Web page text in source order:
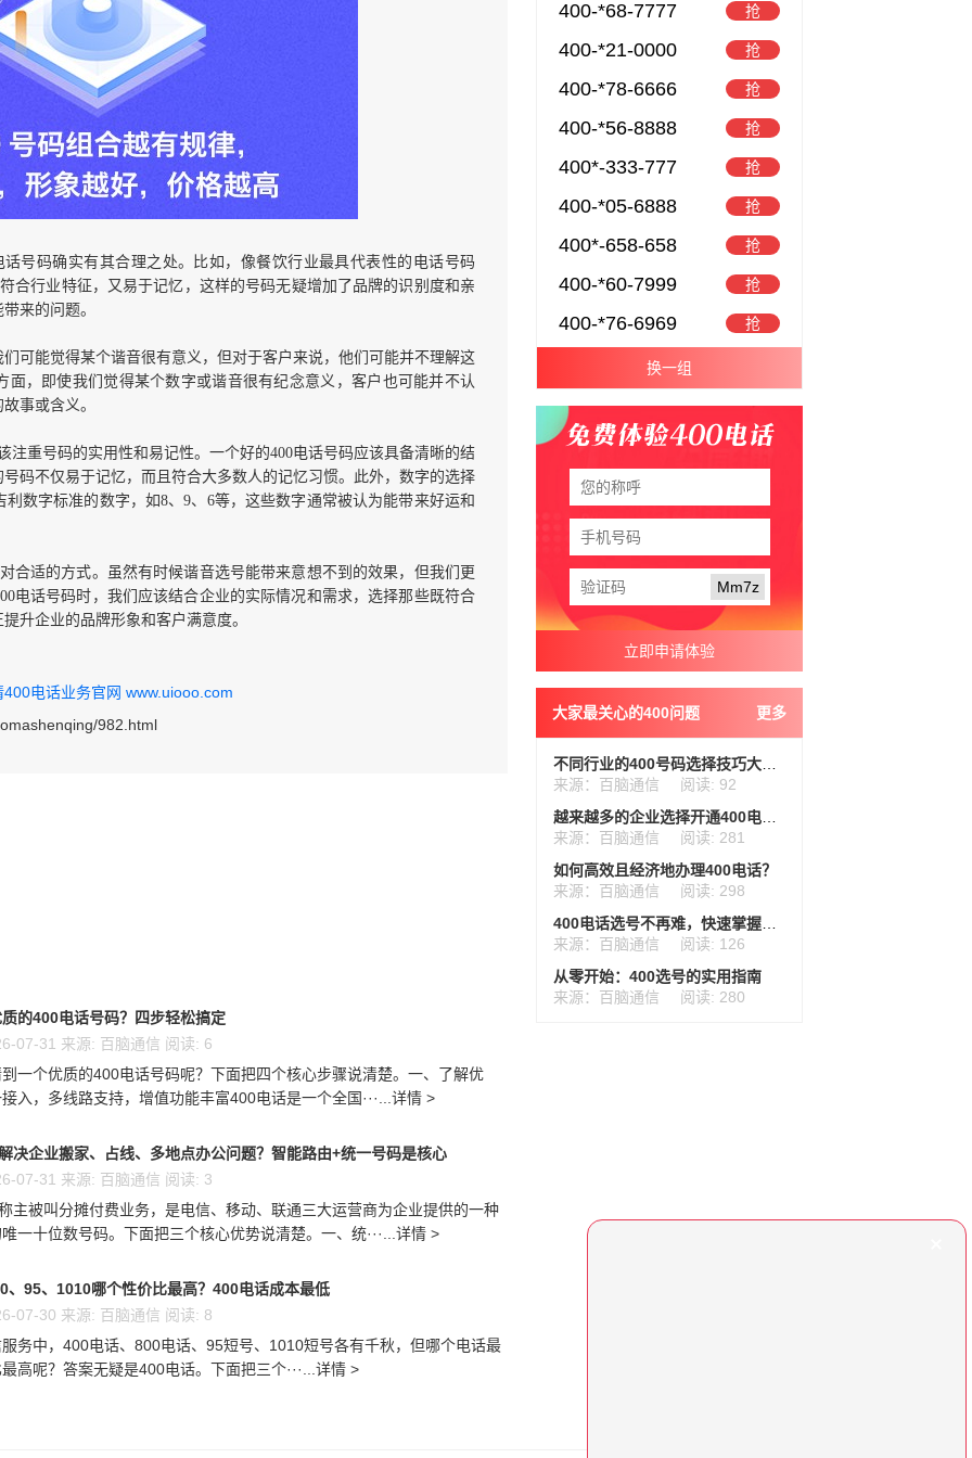
话号码确实有其合理之处。比如，像餐饮行业最具代表性的电话号码
合行业特征，又易于记忆，这样的号码无疑增加了品牌的识别度和亲
来的问题。
可能觉得某个谐音很有意义，但对于客户来说，他们可能并不理解这
面，即使我们觉得某个数字或谐音很有纪念意义，客户也可能并不认
事或含义。
注重号码的实用性和易记性。一个好的400电话号码应该具备清晰的结
码不仅易于记忆，而且符合大多数人的记忆习惯。此外，数字的选择
数字标准的数字，如8、9、6等，这些数字通常被认为能带来好运和
合适的方式。虽然有时候谐音选号能带来意想不到的效果，但我们更
电话号码时，我们应该结合企业的实际情况和需求，选择那些既符合
升企业的品牌形象和客户满意度。
电话业务官网 www.uiooo.com
982.html
的400电话号码？四步轻松搞定
07-31 来源: 百脑通信 阅读: 6
一个优质的400电话号码呢？下面把四个核心步骤说清楚。一、了解优
入，多线路支持，增值功能丰富400电话是一个全国···...详情 >
决企业搬家、占线、多地点办公问题？智能路由+统一号码是核心
07-31 来源: 百脑通信 阅读: 3
主被叫分摊付费业务，是电信、移动、联通三大运营商为企业提供的一种
一十位数号码。下面把三个核心优势说清楚。一、统···...详情 >
、95、1010哪个性价比最高？400电话成本最低
07-30 来源: 百脑通信 阅读: 8
务中，400电话、800电话、95短号、1010短号各有千秋，但哪个电话最
高呢？答案无疑是400电话。下面把三个···...详情 >
400-*68-7777 抢
400-*21-0000 抢
400-*78-6666 抢
400-*56-8888 抢
400*-333-777 抢
400-*05-6888 抢
400*-658-658 抢
400-*60-7999 抢
400-*76-6969 抢
换一组
Mm7z
大家最关心的400问题 更多
来源：百脑通信
阅读: 92
来源：百脑通信
阅读: 281
如何高效且经济地办理400电话？
来源：百脑通信
阅读: 298
来源：百脑通信
阅读: 126
从零开始：400选号的实用指南
来源：百脑通信
阅读: 280